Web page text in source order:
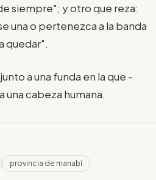
siempre"; y otro que reza:
una o pertenezca a la banda
quedar".
a una funda en la que -
una cabeza humana.
provincia de manabí